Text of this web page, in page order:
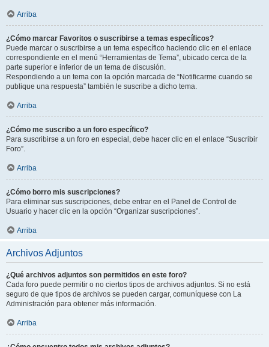
Arriba
¿Cómo marcar Favoritos o suscribirse a temas específicos?
Puede marcar o suscribirse a un tema específico haciendo clic en el enlace
correspondiente en el menú “Herramientas de Tema”, ubicado cerca de la
parte superior e inferior de un tema de discusión.
Respondiendo a un tema con la opción marcada de “Notificarme cuando se
publique una respuesta” también le suscribe a dicho tema.
Arriba
¿Cómo me suscribo a un foro específico?
Para suscribirse a un foro en especial, debe hacer clic en el enlace “Suscribir
Foro”.
Arriba
¿Cómo borro mis suscripciones?
Para eliminar sus suscripciones, debe entrar en el Panel de Control de
Usuario y hacer clic en la opción “Organizar suscripciones”.
Arriba
Archivos Adjuntos
¿Qué archivos adjuntos son permitidos en este foro?
Cada foro puede permitir o no ciertos tipos de archivos adjuntos. Si no está
seguro de que tipos de archivos se pueden cargar, comuníquese con La
Administración para obtener más información.
Arriba